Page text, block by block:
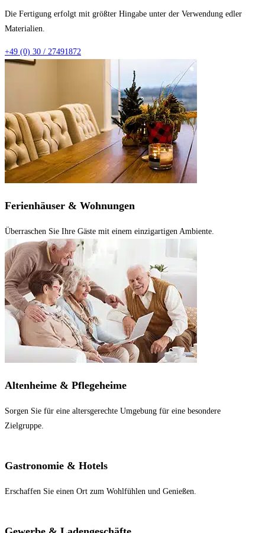
Die Fertigung erfolgt mit größter Hingabe unter der Verwendung edler
Materialien.
+49 (0) 30 / 27491872
Ferienhäuser & Wohnungen
Überraschen Sie Ihre Gäste mit einem einzigartigen Ambiente.
Altenheime & Pflegeheime
Sorgen Sie für eine altersgerechte Umgebung für eine besondere
Zielgruppe.
Gastronomie & Hotels
Erschaffen Sie einen Ort zum Wohlfühlen und Genießen.